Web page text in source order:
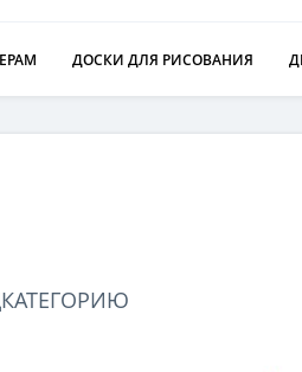
ДОСКИ ДЛЯ РИСОВАНИЯ